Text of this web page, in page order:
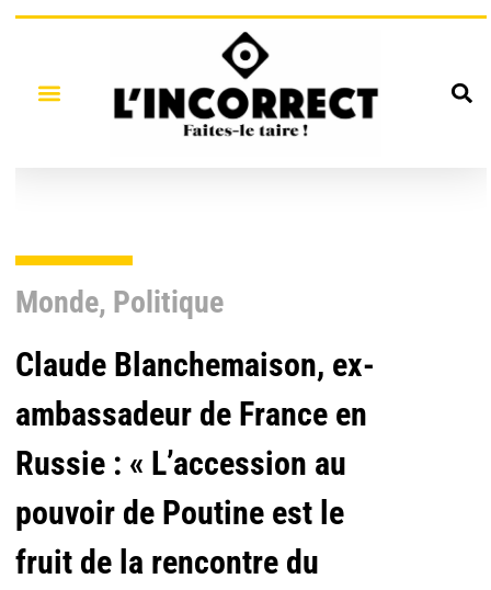
Monde, Politique
Claude Blanchemaison, ex-
ambassadeur de France en
Russie : « L’accession au
pouvoir de Poutine est le
fruit de la rencontre du